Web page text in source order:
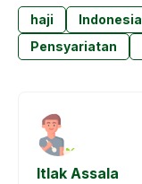
c
e
a
t
A
p
p
s
s
e
e
g
haji Indonesia
Pensyariatan
Itlak Assala